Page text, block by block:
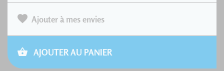
Ajouter à mes envies
AJOUTER AU PANIER